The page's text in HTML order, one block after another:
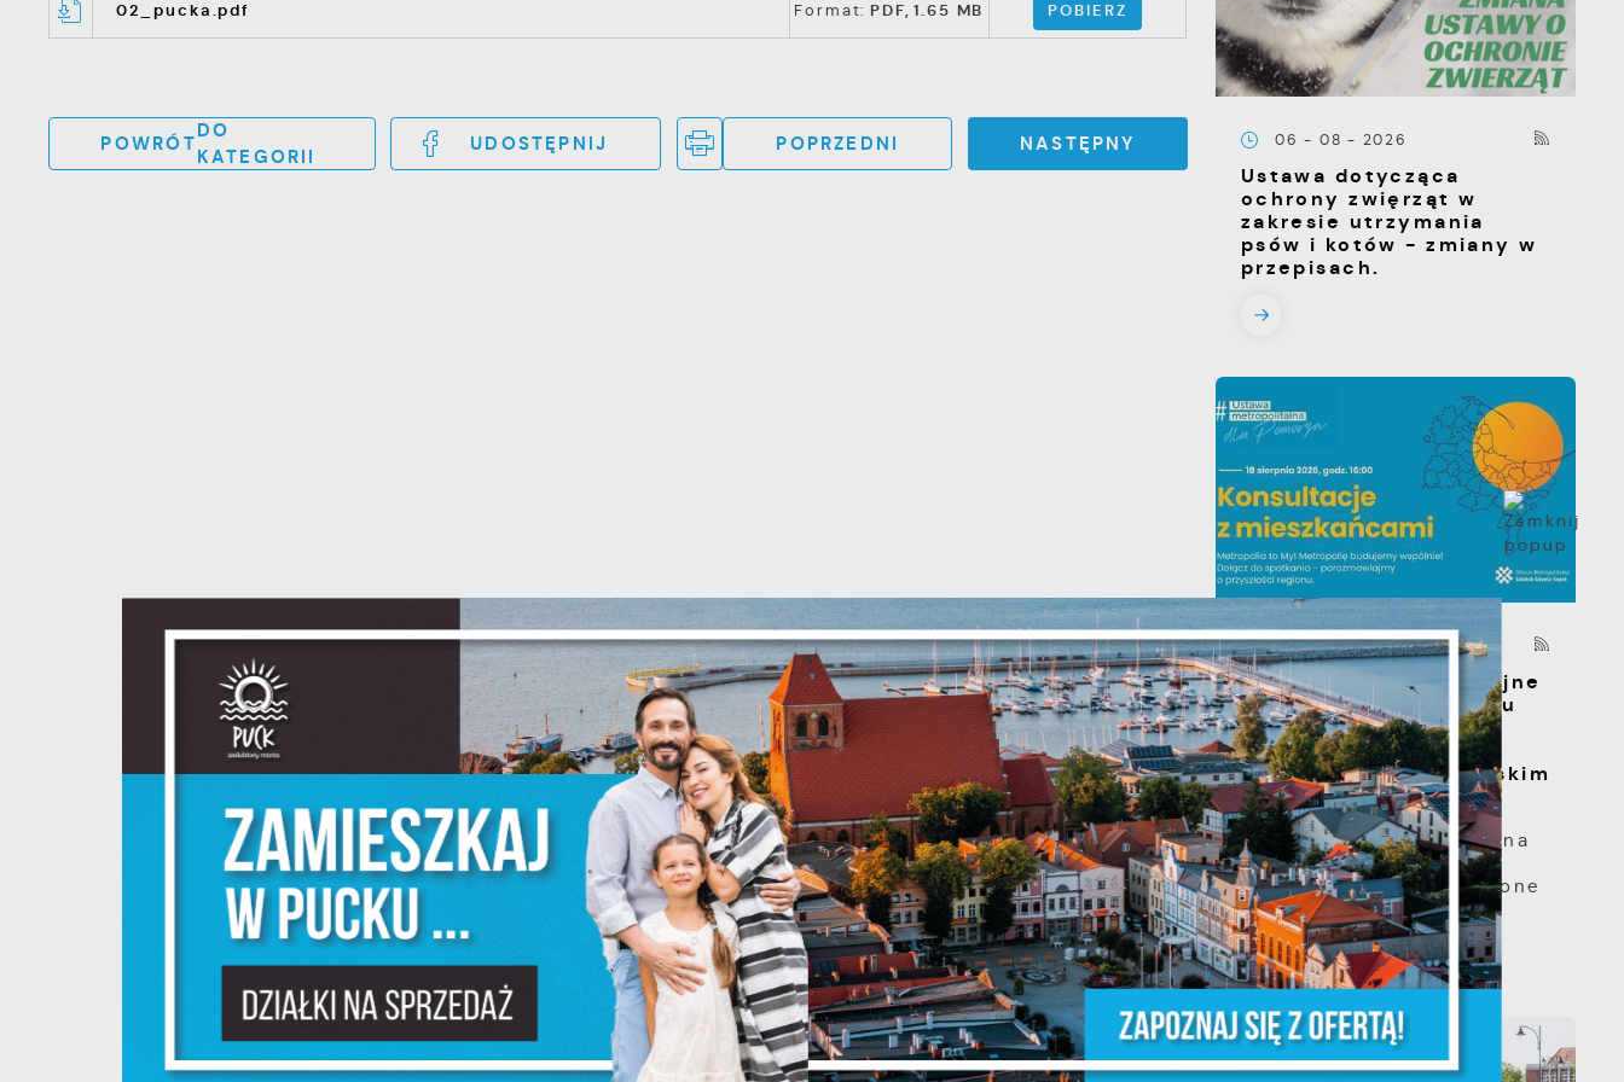
02_pucka.pdf Format: PDF, 1.65 MB POBIERZ
POWRÓT
DO
KATEGORII
UDOSTĘPNIJ POPRZEDNI NASTĘPNY 06 - 08 - 2026
Ustawa dotycząca
ochrony zwięrząt w
zakresie utrzymania
psów i kotów - zmiany w
przepisach.
06 - 08 - 2026
Spotkanie konsultacyjne
poświęcone powołaniu
związku
metropolitalnego w
województwie pomorskim
Szanowni Państwo,
serdecznie zapraszamy na
otwarte spotkanie
konsultacyjne, poświęcone
powołaniu...
Szanujemy Twoją prywatność. Możesz zmienić ustawienia cookies
lub zaakceptować je wszystkie. W dowolnym momencie możesz
dokonać zmiany swoich ustawień.
Niezbędne
Niezbędne pliki cookies służą do prawidłowego funkcjonowania
strony internetowej i umożliwiają Ci komfortowe korzystanie z
oferowanych przez nas usług.
Pliki cookies odpowiadają na podejmowane przez Ciebie działania
w celu m.in. dostosowania Twoich ustawień preferencji
prywatności, logowania czy wypełniania formularzy. Dzięki plikom
cookies strona, z której korzystasz, może działać bez zakłóceń.
Więcej
Funkcjonalne i personalizacyjne
Tego typu pliki cookies umożliwiają stronie internetowej
zapamiętanie wprowadzonych przez Ciebie ustawień oraz
personalizację określonych funkcjonalności czy prezentowanych
treści.
Dzięki tym plikom cookies możemy zapewnić Ci większy komfort
ZAPISZ WYBRANE